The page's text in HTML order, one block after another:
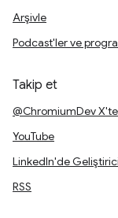
Arşivle
Podcast'ler ve
Takip et
@ChromiumDev X'te
YouTube
LinkedIn'de
RSS